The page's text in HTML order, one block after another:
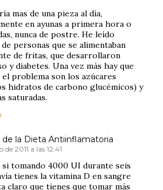
mas de una pieza al día,
en ayunas a primera hora o
nunca de postre. He leído
personas que se alimentaban
de fritas, que desarrollaron
y diabetes. Una vez más hay que
problema son los azúcares
hidratos de carbono glucémicos) y
saturadas.
de la Dieta Antiinflamatoria
2011 a las 12:41
si tomando 4000 UI durante seis
tienes la vitamina D en sangre
claro que tienes que tomar más